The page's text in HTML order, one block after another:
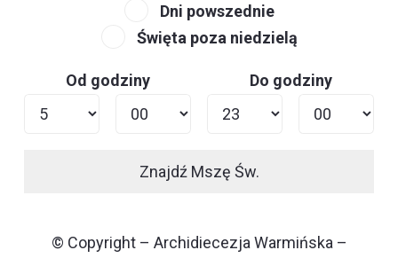
Dni powszednie
Święta poza niedzielą
Od godziny Do godziny
Znajdź Mszę Św.
© Copyright – Archidiecezja Warmińska –